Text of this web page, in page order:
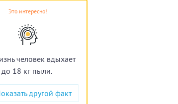
Это интересно!
человек вдыхает
до 18 кг пыли.
другой факт